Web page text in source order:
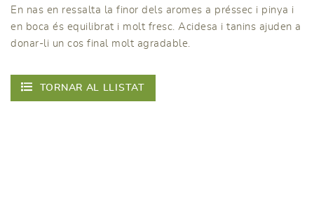
En nas en ressalta la finor dels aromes a préssec i pinya i
en boca és equilibrat i molt fresc. Acidesa i tanins ajuden a
donar-li un cos final molt agradable.
TORNAR AL LLISTAT